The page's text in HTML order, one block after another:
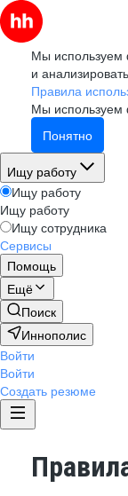
Мы используем
и
Правила
Мы
Понятно
Ищу работу
Ищу работу
Ищу работу
Ищу сотрудника
Сервисы
Помощь
Ещё
Поиск
Иннополис
Войти
Войти
Создать резюме